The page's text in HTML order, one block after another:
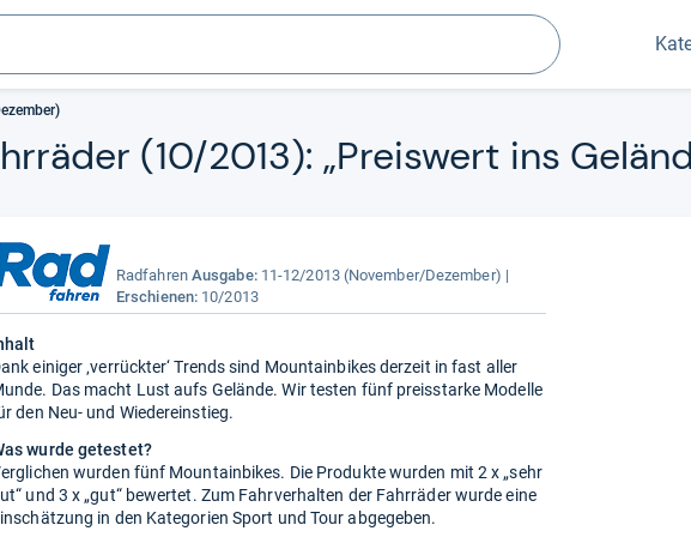
Suchen
(10/2013): „Preis­wert ins
Radfahren Ausgabe: 11-12/2013 (November/Dezember)
Erschienen: 10/2013
einiger ‚verrückter‘ Trends sind Mountainbikes derzeit in fast aller
Das macht Lust aufs Gelände. Wir testen fünf preisstarke Modelle
den Neu- und Wiedereinstieg.
wurde getestet?
wurden fünf Mountainbikes. Die Produkte wurden mit 2 x „sehr
und 3 x „gut“ bewertet. Zum Fahrverhalten der Fahrräder wurde eine
in den Kategorien Sport und Tour abgegeben.